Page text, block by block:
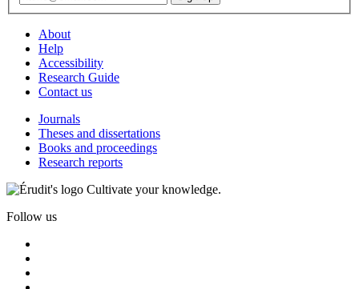
About
Help
Accessibility
Research Guide
Contact us
Journals
Theses and dissertations
Books and proceedings
Research reports
Cultivate your knowledge.
Follow us